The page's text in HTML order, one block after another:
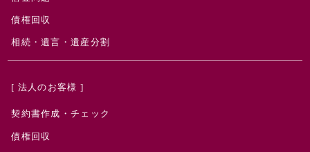
債権回収
相続・遺言・遺産分割
[ 法人のお客様 ]
契約書作成・チェック
債権回収